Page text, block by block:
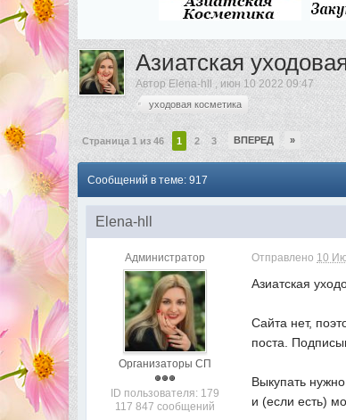
Азиатская
АвторElena-hll ,июн 10 2022 09:47
уходовая косметика
Страница 1 из 46 1 2 3 ВПЕРЕД »
Сообщений в теме: 917
Elena-hll
Администратор
Организаторы СП
ID пользователя: 179
117 847 сообщений
Отправлено 10
Азиатская
Сайта нет,
поста.
Выкупать
и (если есть)